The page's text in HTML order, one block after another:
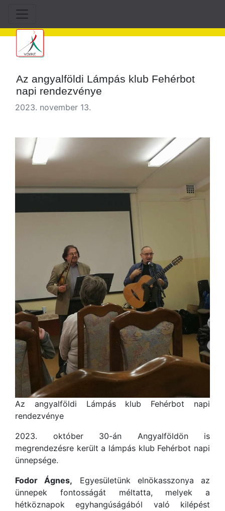
Az angyalföldi Lámpás klub Fehérbot
napi rendezvénye
2023. november 13.
Az angyalföldi Lámpás klub Fehérbot napi
rendezvénye
2023. október 30-án Angyalföldön is
megrendezésre került a lámpás klub Fehérbot napi
ünnepsége.
Fodor Ágnes, Egyesületünk elnökasszonya az
ünnepek fontosságát méltatta, melyek a
hétköznapok egyhangúságából való kilépést